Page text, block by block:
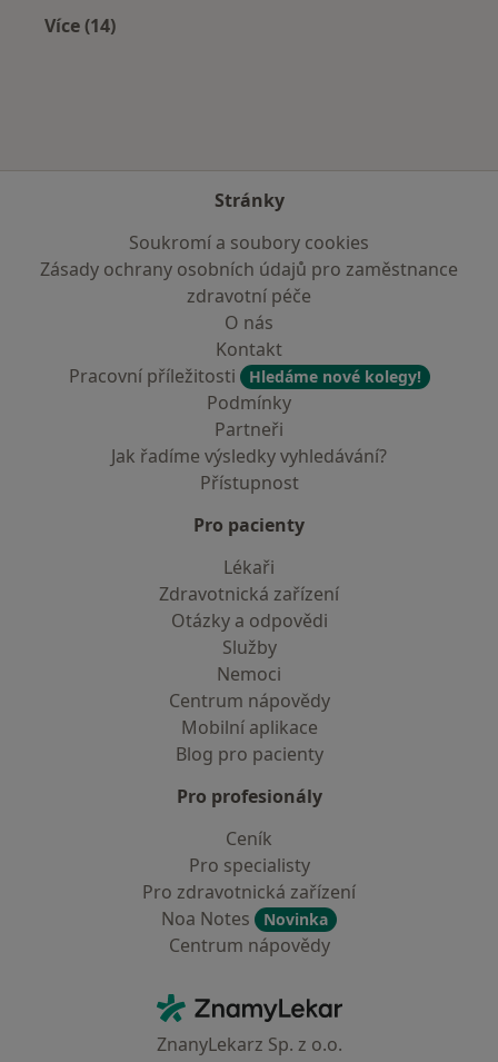
Více (14)
Stránky
Soukromí a soubory cookies
Zásady ochrany osobních údajů pro zaměstnance
zdravotní péče
O nás
Kontakt
Pracovní příležitosti
Hledáme nové kolegy!
Podmínky
Partneři
Jak řadíme výsledky vyhledávání?
Přístupnost
Pro pacienty
Lékaři
Zdravotnická zařízení
Otázky a odpovědi
Služby
Nemoci
Centrum nápovědy
Mobilní aplikace
Blog pro pacienty
Pro profesionály
Ceník
Pro specialisty
Pro zdravotnická zařízení
Noa Notes
Novinka
Centrum nápovědy
ZnamyLekar - Hlavní stránka
ZnanyLekarz Sp. z o.o.